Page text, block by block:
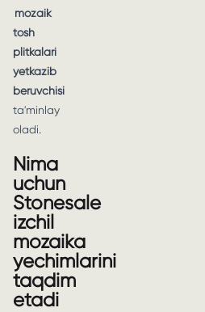
mozaik
tosh
plitkalari
yetkazib
beruvchisi
ta'minlay
oladi.
Nima
uchun
Stonesale
izchil
mozaika
yechimlarini
taqdim
etadi